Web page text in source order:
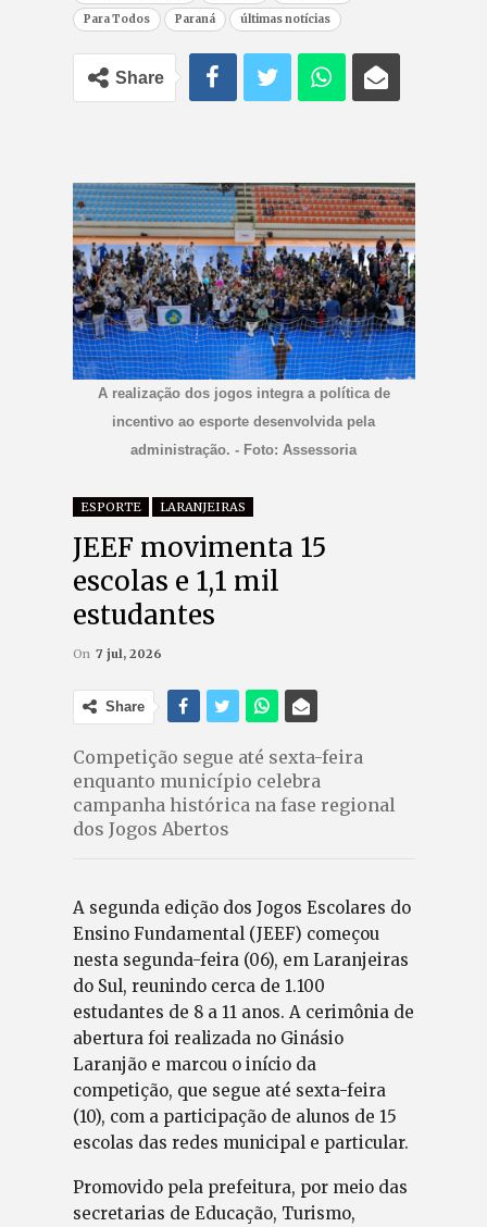
Para Todos
Paraná últimas notícias
Share
A realização dos jogos integra a política de
incentivo ao esporte desenvolvida pela
administração. - Foto: Assessoria
ESPORTE LARANJEIRAS
JEEF movimenta 15
escolas e 1,1 mil
estudantes
On 7 jul, 2026
Share
Competição segue até sexta-feira
enquanto município celebra
campanha histórica na fase regional
dos Jogos Abertos
A segunda edição dos Jogos Escolares do
Ensino Fundamental (JEEF) começou
nesta segunda-feira (06), em Laranjeiras
do Sul, reunindo cerca de 1.100
estudantes de 8 a 11 anos. A cerimônia de
abertura foi realizada no Ginásio
Laranjão e marcou o início da
competição, que segue até sexta-feira
(10), com a participação de alunos de 15
escolas das redes municipal e particular.
Promovido pela prefeitura, por meio das
secretarias de Educação, Turismo,